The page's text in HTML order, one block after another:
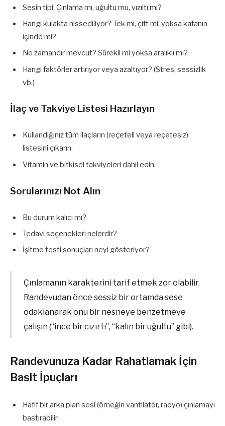
Sesin tipi: Çınlama mı, uğultu mu, vızıltı mı?
Hangi kulakta hissediliyor? Tek mi, çift mi, yoksa kafanın
içinde mi?
Ne zamandır mevcut? Sürekli mi yoksa aralıklı mı?
Hangi faktörler artırıyor veya azaltıyor? (Stres, sessizlik
vb.)
İlaç ve Takviye Listesi Hazırlayın
Kullandığınız tüm ilaçların (reçeteli veya reçetesiz)
listesini çıkarın.
Vitamin ve bitkisel takviyeleri dahil edin.
Sorularınızı Not Alın
Bu durum kalıcı mı?
Tedavi seçenekleri nelerdir?
İşitme testi sonuçları neyi gösteriyor?
Çınlamanın karakterini tarif etmek zor olabilir.
Randevudan önce sessiz bir ortamda sese
odaklanarak onu bir nesneye benzetmeye
çalışın (“ince bir cızırtı”, “kalın bir uğultu” gibi).
Randevunuza Kadar Rahatlamak İçin
Basit İpuçları
Hafif bir arka plan sesi (örneğin vantilatör, radyo) çınlamayı
bastırabilir.